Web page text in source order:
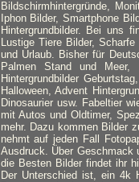
Bildschirmhintergründe,
Iphon Bilder, Smartphone
Hintergrundbilder. Bei uns
Lustige Tiere Bilder,
und Urlaub. Bisher für
Palmen Stand und Meer,
Hintergrundbilder
Halloween, Advent
Dinosaurier usw. Fabeltier
mit Autos und Oldtimer,
mehr. Dazu kommen Bilder
nehmt auf jeden Fall
Ausdruck. Über Geschmack
die Besten Bilder findet ihr
Der Unterschied ist, ein 4k